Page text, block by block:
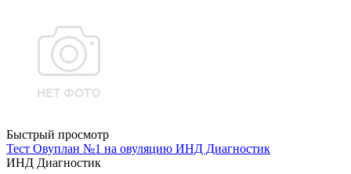
Быстрый просмотр
Тест Овуплан №1 на овуляцию ИНД Диагностик
ИНД Диагностик